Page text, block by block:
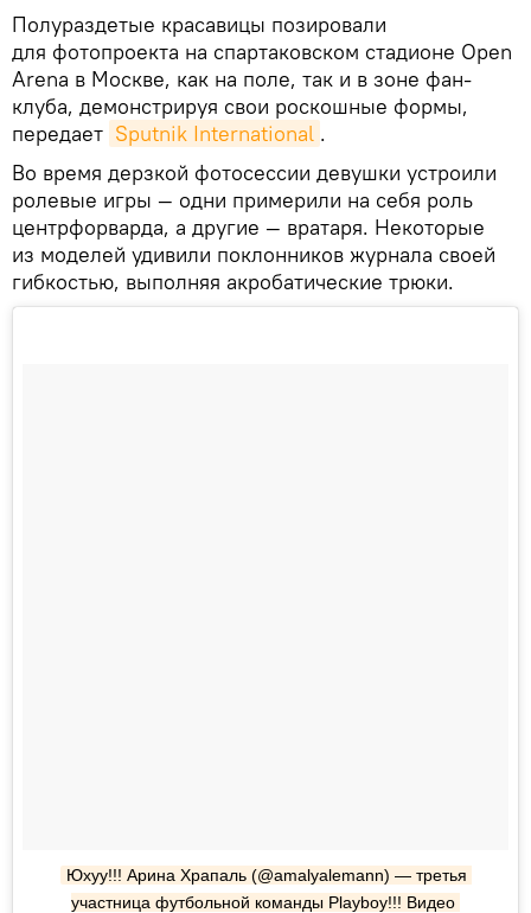
Полураздетые красавицы позировали
для фотопроекта на спартаковском стадионе Open
Arena в Москве, как на поле, так и в зоне фан-
клуба, демонстрируя свои роскошные формы,
передает Sputnik International .
Во время дерзкой фотосессии девушки устроили
ролевые игры — одни примерили на себя роль
центрфорварда, а другие — вратаря. Некоторые
из моделей удивили поклонников журнала своей
гибкостью, выполняя акробатические трюки.
Юхуу!!! Арина Храпаль (@amalyalemann) — третья
участница футбольной команды Playboy!!! Видео